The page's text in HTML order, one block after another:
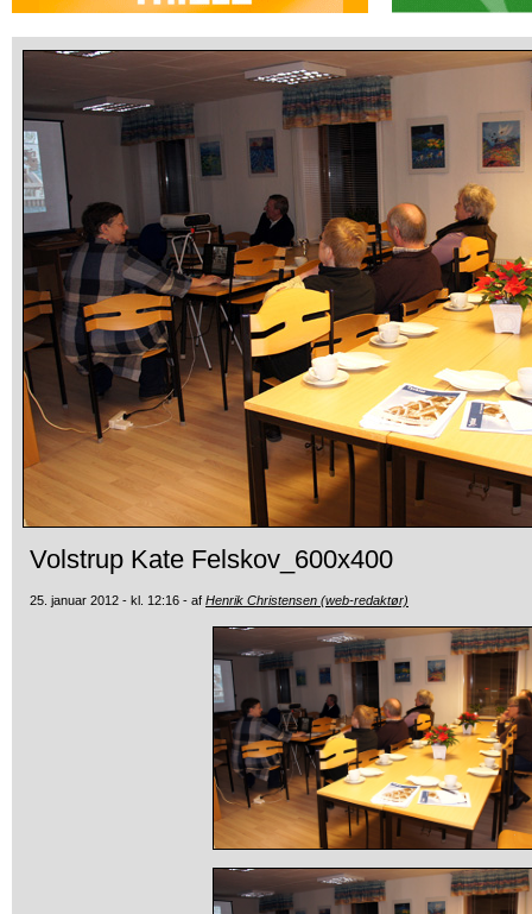
Volstrup Kate Felskov_600x400
25. januar 2012 - kl. 12:16 - af Henrik Christensen (web-redaktør)